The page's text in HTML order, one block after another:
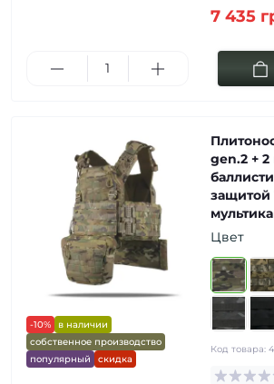
7 435
-10%
в наличии
собственное производство
популярный
скидка
gen.2 +
защитой
Цвет
Код товара: